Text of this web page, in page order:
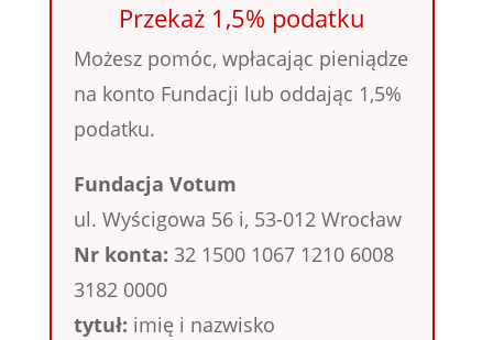
Przekaż 1,5% podatku
Możesz pomóc, wpłacając pieniądze
na konto Fundacji lub oddając 1,5%
podatku.
Fundacja Votum
ul. Wyścigowa 56 i, 53-012 Wrocław
Nr konta: 32 1500 1067 1210 6008
3182 0000
tytuł: imię i nazwisko